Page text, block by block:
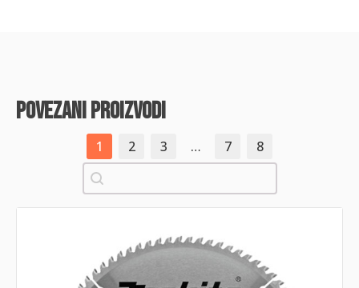
povezani proizvodi
1 2 3 … 7
8
Pretraži